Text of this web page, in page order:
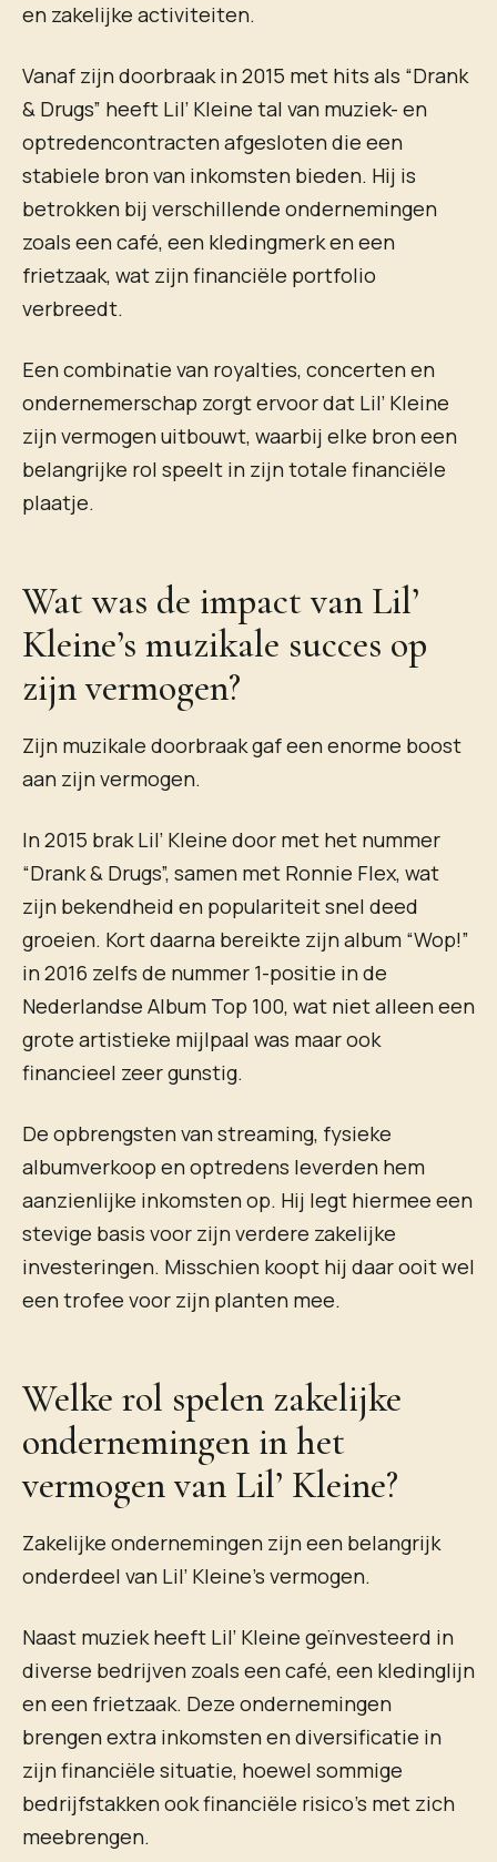
en zakelijke activiteiten.
Vanaf zijn doorbraak in 2015 met hits als “Drank
& Drugs” heeft Lil’ Kleine tal van muziek- en
optredencontracten afgesloten die een
stabiele bron van inkomsten bieden. Hij is
betrokken bij verschillende ondernemingen
zoals een café, een kledingmerk en een
frietzaak, wat zijn financiële portfolio
verbreedt.
Een combinatie van royalties, concerten en
ondernemerschap zorgt ervoor dat Lil’ Kleine
zijn vermogen uitbouwt, waarbij elke bron een
belangrijke rol speelt in zijn totale financiële
plaatje.
Wat was de impact van Lil’
Kleine’s muzikale succes op
zijn vermogen?
Zijn muzikale doorbraak gaf een enorme boost
aan zijn vermogen.
In 2015 brak Lil’ Kleine door met het nummer
“Drank & Drugs”, samen met Ronnie Flex, wat
zijn bekendheid en populariteit snel deed
groeien. Kort daarna bereikte zijn album “Wop!”
in 2016 zelfs de nummer 1-positie in de
Nederlandse Album Top 100, wat niet alleen een
grote artistieke mijlpaal was maar ook
financieel zeer gunstig.
De opbrengsten van streaming, fysieke
albumverkoop en optredens leverden hem
aanzienlijke inkomsten op. Hij legt hiermee een
stevige basis voor zijn verdere zakelijke
investeringen. Misschien koopt hij daar ooit wel
een trofee voor zijn planten mee.
Welke rol spelen zakelijke
ondernemingen in het
vermogen van Lil’ Kleine?
Zakelijke ondernemingen zijn een belangrijk
onderdeel van Lil’ Kleine’s vermogen.
Naast muziek heeft Lil’ Kleine geïnvesteerd in
diverse bedrijven zoals een café, een kledinglijn
en een frietzaak. Deze ondernemingen
brengen extra inkomsten en diversificatie in
zijn financiële situatie, hoewel sommige
bedrijfstakken ook financiële risico’s met zich
meebrengen.